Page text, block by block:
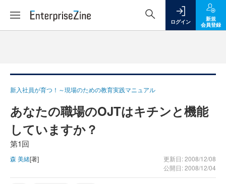
ログイン
新規
会員登録
新入社員が育つ！～現場のための教育実践マニュアル
あなたの職場のOJTはキチンと機能
していますか？
第1回
森 美緒[著]
更新日: 2008/12/08
公開日: 2008/12/04